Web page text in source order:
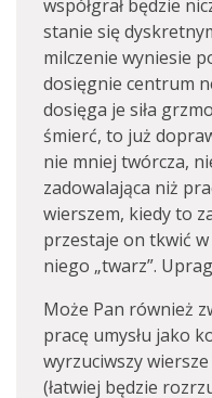
współgrał będzie
stanie się
milczenie wyniesie
dosięgnie centrum
dosięga je siła
śmierć, to już
nie mniej twórcza,
zadowalająca niż
wierszem, kiedy to
przestaje on tkwić w
niego „twarz”.
Może Pan również
pracę umysłu jako
wyrzuciwszy
(łatwiej będzie